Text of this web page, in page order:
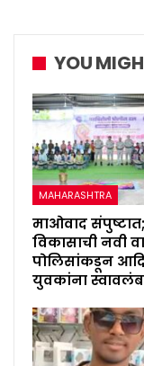
YOU
MAHARASHTRA
माओवाद
विकासाची नवी
पोलिसांकडून
युवकांना